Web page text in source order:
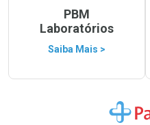
PBM
Laboratórios
Saiba Mais >
Ir para a